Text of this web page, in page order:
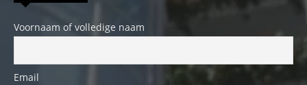
Voornaam of volledige naam
Email